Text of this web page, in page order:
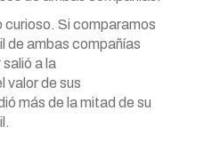
curioso. Si comparamos
de ambas compañías
a la
valor de sus
más de la mitad de su